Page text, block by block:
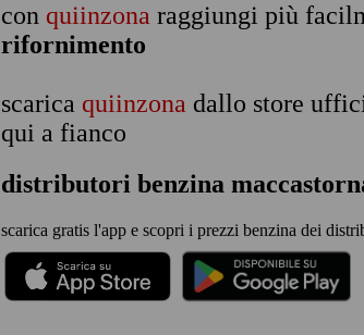
con quiinzona raggiungi più
rifornimento
scarica quiinzona dallo store
qui a fianco
distributori benzina
scarica gratis l'app e scopri i prezzi benzina dei